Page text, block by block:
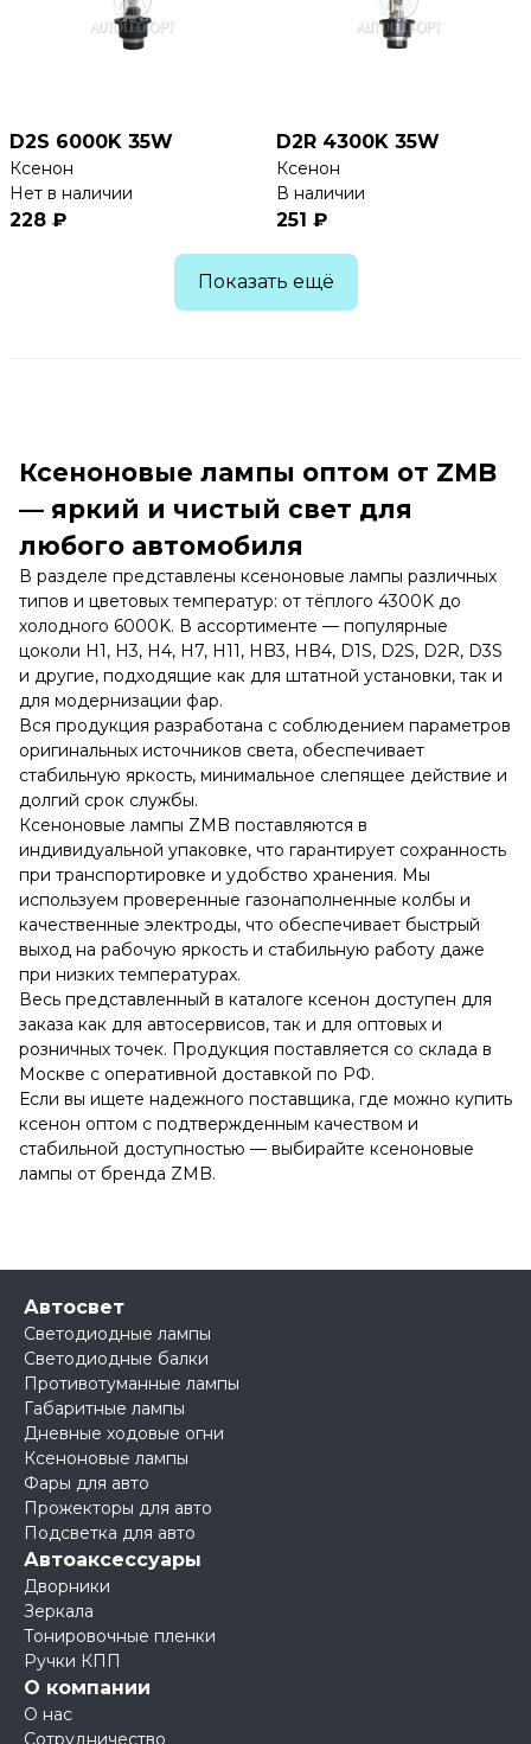
D2S 6000K 35W
Ксенон
Нет в наличии
228 ₽
D2R 4300K 35W
Ксенон
В наличии
251 ₽
Показать ещё
Ксеноновые лампы оптом от ZMB
— яркий и чистый свет для
любого автомобиля
В разделе представлены ксеноновые лампы различных
типов и цветовых температур: от тёплого 4300K до
холодного 6000K. В ассортименте — популярные
цоколи H1, H3, H4, H7, H11, HB3, HB4, D1S, D2S, D2R, D3S
и другие, подходящие как для штатной установки, так и
для модернизации фар.
Вся продукция разработана с соблюдением параметров
оригинальных источников света, обеспечивает
стабильную яркость, минимальное слепящее действие и
долгий срок службы.
Ксеноновые лампы ZMB поставляются в
индивидуальной упаковке, что гарантирует сохранность
при транспортировке и удобство хранения. Мы
используем проверенные газонаполненные колбы и
качественные электроды, что обеспечивает быстрый
выход на рабочую яркость и стабильную работу даже
при низких температурах.
Весь представленный в каталоге ксенон доступен для
заказа как для автосервисов, так и для оптовых и
розничных точек. Продукция поставляется со склада в
Москве с оперативной доставкой по РФ.
Если вы ищете надежного поставщика, где можно купить
ксенон оптом с подтвержденным качеством и
стабильной доступностью — выбирайте ксеноновые
лампы от бренда ZMB.
Автосвет
Светодиодные лампы
Светодиодные балки
Противотуманные лампы
Габаритные лампы
Дневные ходовые огни
Ксеноновые лампы
Фары для авто
Прожекторы для авто
Подсветка для авто
Автоаксессуары
Дворники
Зеркала
Тонировочные пленки
Ручки КПП
О компании
О нас
Сотрудничество